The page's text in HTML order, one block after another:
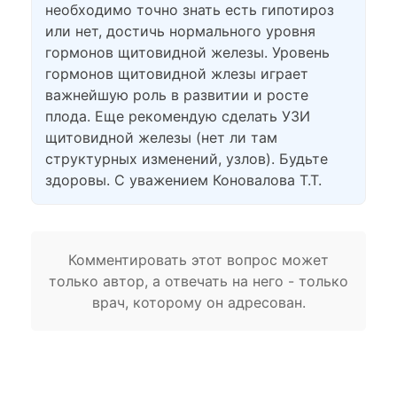
необходимо точно знать есть гипотироз
или нет, достичь нормального уровня
гормонов щитовидной железы. Уровень
гормонов щитовидной жлезы играет
важнейшую роль в развитии и росте
плода. Еще рекомендую сделать УЗИ
щитовидной железы (нет ли там
структурных изменений, узлов). Будьте
здоровы. С уважением Коновалова Т.Т.
Комментировать этот вопрос может
только автор, а отвечать на него - только
врач, которому он адресован.